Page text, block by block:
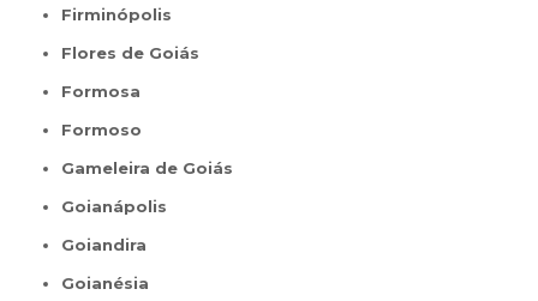
Firminópolis
Flores de Goiás
Formosa
Formoso
Gameleira de Goiás
Goianápolis
Goiandira
Goianésia